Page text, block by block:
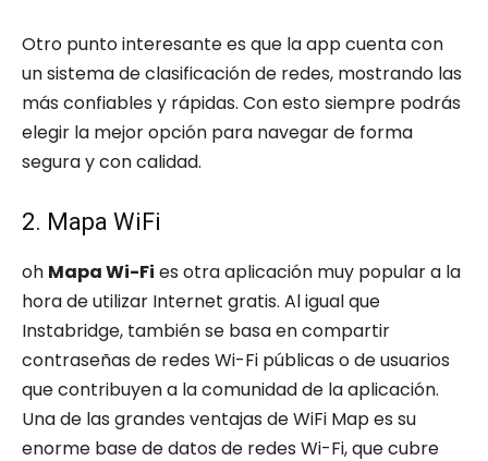
Otro punto interesante es que la app cuenta con
un sistema de clasificación de redes, mostrando las
más confiables y rápidas. Con esto siempre podrás
elegir la mejor opción para navegar de forma
segura y con calidad.
2. Mapa WiFi
oh Mapa Wi-Fi es otra aplicación muy popular a la
hora de utilizar Internet gratis. Al igual que
Instabridge, también se basa en compartir
contraseñas de redes Wi-Fi públicas o de usuarios
que contribuyen a la comunidad de la aplicación.
Una de las grandes ventajas de WiFi Map es su
enorme base de datos de redes Wi-Fi, que cubre